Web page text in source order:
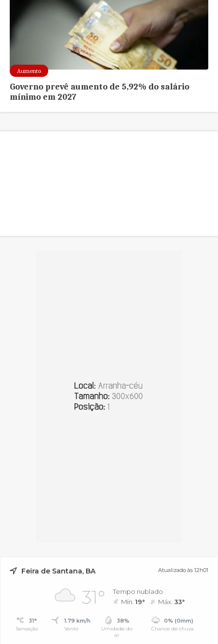
Aumento
Governo prevê aumento de 5,92% do salário
mínimo em 2027
Feira de Santana, BA Atualizado às 12h01
31°
Tempo nublado
Mín.19° Máx.33°
31°
Sensação
1.79 km/h
Vento
38%
Umidade do
ar
0% (0mm)
Chance de chuva